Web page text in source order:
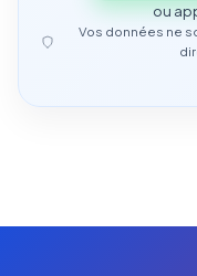
ou
Vos données ne